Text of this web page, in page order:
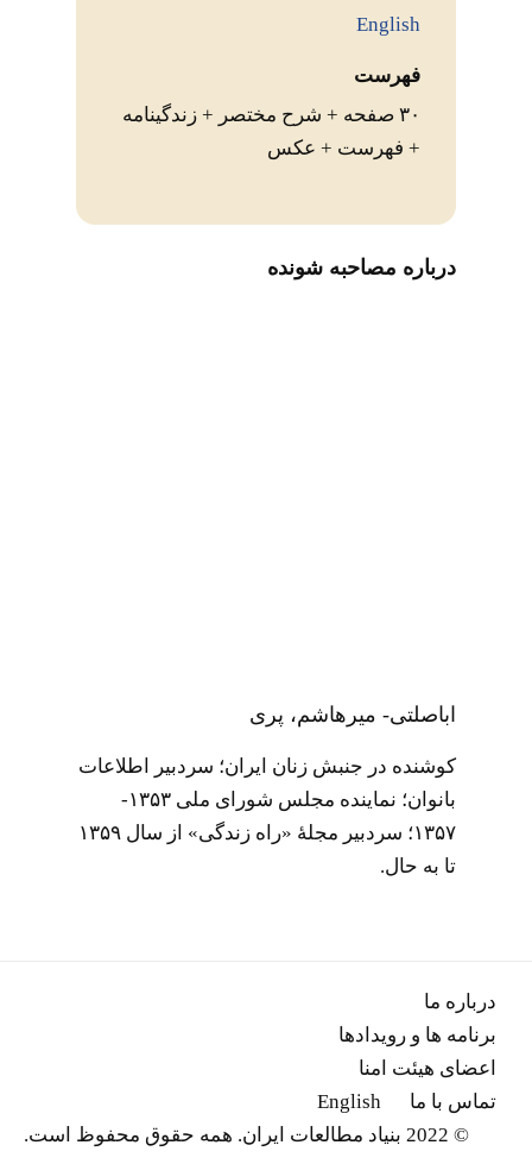
English
فهرست
۳۰ صفحه + شرح مختصر + زندگینامه
+ فهرست + عکس
درباره مصاحبه شونده
اباصلتی- میرهاشم، پری
کوشنده در جنبش زنان ایران؛ سردبیر اطلاعات
بانوان؛ نماینده مجلس شورای ملی ۱۳۵۳-
۱۳۵۷؛ سردبیر مجلۀ «راه زندگی» از سال ۱۳۵۹
تا به حال.
درباره ما
برنامه ها و رویدادها
اعضای هیئت امنا
تماس با ما
English
© 2022 بنیاد مطالعات ایران. همه حقوق محفوظ است.